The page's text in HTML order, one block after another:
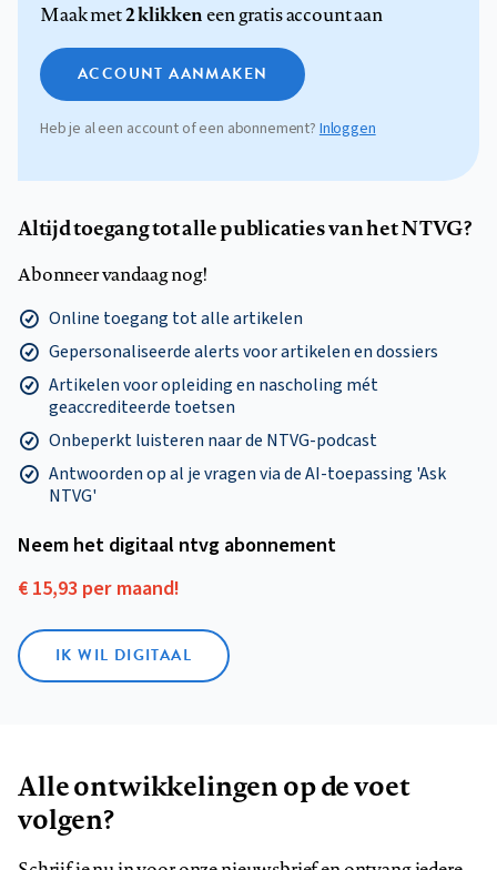
Maak met2 klikkeneen gratis account aan
ACCOUNT AANMAKEN
Heb je al een account of een abonnement?Inloggen
Altijd toegang tot alle publicaties van het NTVG?
Abonneer vandaag nog!
Online toegang tot alle artikelen
Gepersonaliseerde alerts voor artikelen en dossiers
Artikelen voor opleiding en nascholing mét
geaccrediteerde toetsen
Onbeperkt luisteren naar de NTVG-podcast
Antwoorden op al je vragen via de AI-toepassing 'Ask
NTVG'
Neem het digitaal ntvg abonnement
€ 15,93 per maand!
IK WIL DIGITAAL
Alle ontwikkelingen op de voet
volgen?